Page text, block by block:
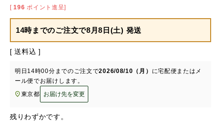
[ 196 ポイント進呈]
14時までのご注文で8月8日(土) 発送
送料込
明日 14時00分 までのご注文で2026/08/10（月） に宅配便またはメ
ール便でお届けします。
東京都
お届け先を変更
残りわずかです。